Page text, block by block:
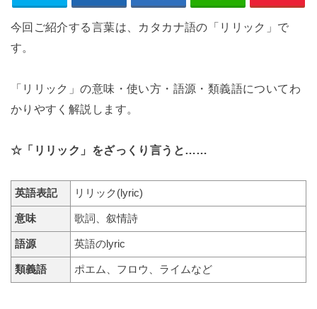
今回ご紹介する言葉は、カタカナ語の「リリック」で
す。
「リリック」の意味・使い方・語源・類義語についてわ
かりやすく解説します。
☆「リリック」をざっくり言うと……
英語表記 リリック(lyric)
意味 歌詞、叙情詩
語源 英語のlyric
類義語 ポエム、フロウ、ライムなど